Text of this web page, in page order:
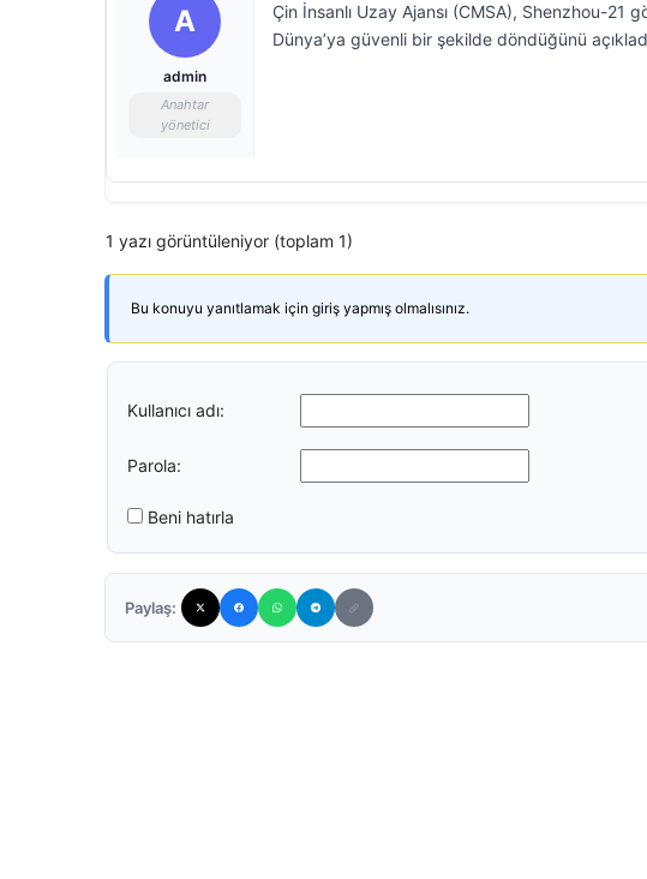
A
admin
Anahtar
yönetici
Çin İnsanlı Uzay Ajansı (CMSA), Shenzhou-
Dünya’ya güvenli bir şekilde döndüğünü
1 yazı görüntüleniyor (toplam 1)
Bu konuyu yanıtlamak için giriş yapmış olmalısınız.
Kullanıcı adı:
Parola:
Beni hatırla
Paylaş: